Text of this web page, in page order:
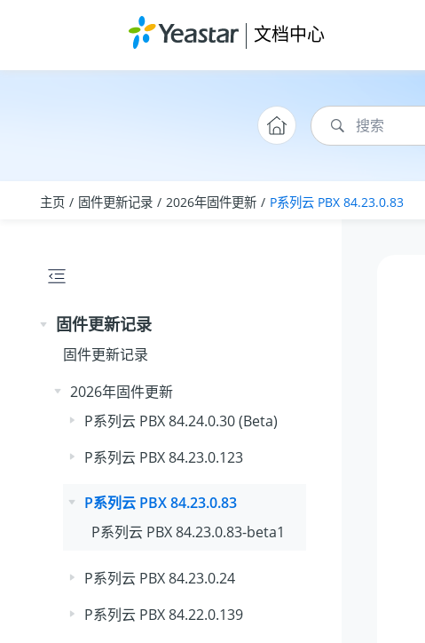
文档中心
主页 固件更新记录 2026年固件更新 P系列云 PBX 84.23.0.83
固件更新记录
固件更新记录
2026年固件更新
P系列云 PBX 84.24.0.30 (Beta)
P系列云 PBX 84.23.0.123
P系列云 PBX 84.23.0.83
P系列云 PBX 84.23.0.83-beta1
P系列云 PBX 84.23.0.24
P系列云 PBX 84.22.0.139